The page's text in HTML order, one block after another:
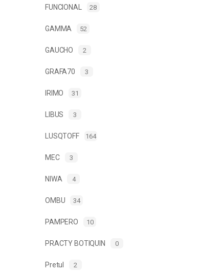
FUNCIONAL 28
GAMMA 52
GAUCHO 2
GRAFA70 3
IRIMO 31
LIBUS 3
LUSQTOFF 164
MEC 3
NIWA 4
OMBU 34
PAMPERO 10
PRACTY BOTIQUIN 0
Pretul 2